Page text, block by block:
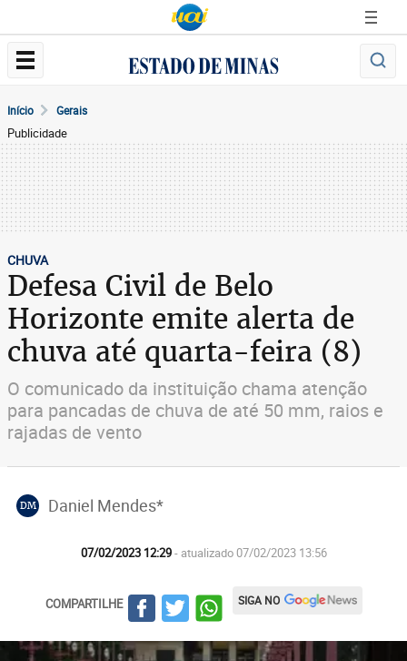
Início Gerais
Publicidade
CHUVA
Defesa Civil de Belo
Horizonte emite alerta de
chuva até quarta-feira (8)
O comunicado da instituição chama atenção
para pancadas de chuva de até 50 mm, raios e
rajadas de vento
DM Daniel Mendes*
07/02/2023 12:29- atualizado 07/02/2023 13:56
COMPARTILHE SIGA NO